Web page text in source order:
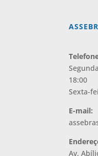
18:00
Sexta-
E-mail:
Av.